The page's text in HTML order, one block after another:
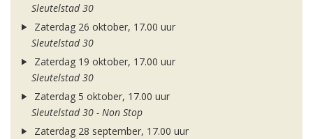
Sleutelstad 30
Zaterdag 26 oktober, 17.00 uur
Sleutelstad 30
Zaterdag 19 oktober, 17.00 uur
Sleutelstad 30
Zaterdag 5 oktober, 17.00 uur
Sleutelstad 30 - Non Stop
Zaterdag 28 september, 17.00 uur